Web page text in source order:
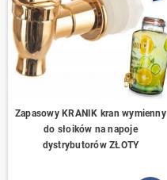
Zapasowy KRANIK kran wymienny
do słoików na napoje
dystrybutorów ZŁOTY